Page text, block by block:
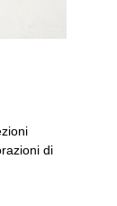
di